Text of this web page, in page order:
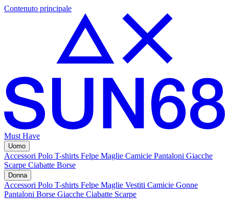
Contenuto principale
Must Have
Uomo
Accessori Polo T-shirts Felpe Maglie Camicie Pantaloni Giacche
Scarpe Ciabatte Borse
Donna
Accessori Polo T-shirts Felpe Maglie Vestiti Camicie Gonne
Pantaloni Borse Giacche Ciabatte Scarpe